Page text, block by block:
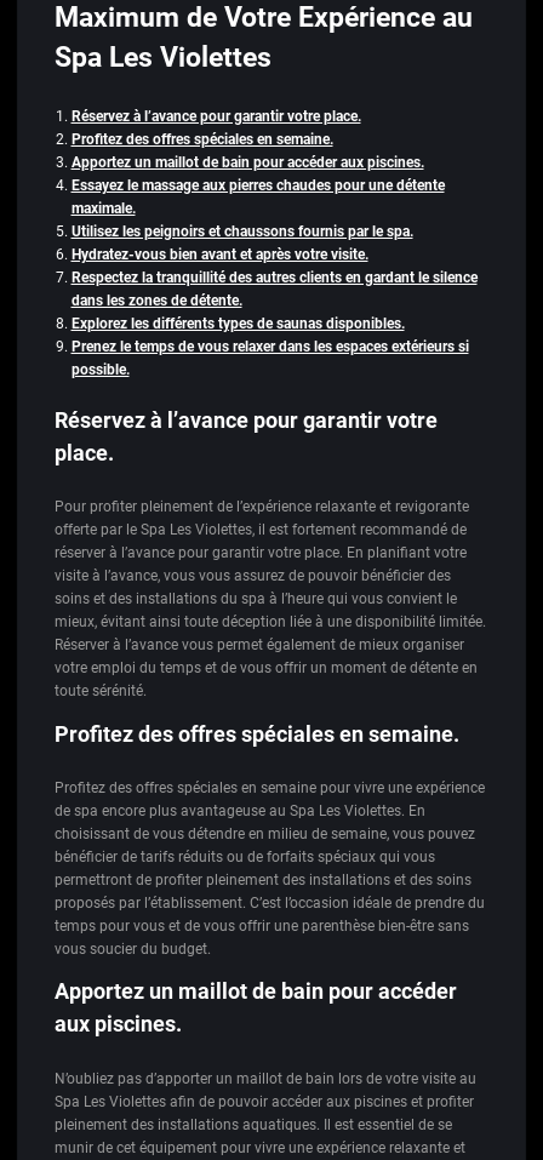
Maximum de Votre Expérience au
Spa Les Violettes
Réservez à l’avance pour garantir votre place.
Profitez des offres spéciales en semaine.
Apportez un maillot de bain pour accéder aux piscines.
Essayez le massage aux pierres chaudes pour une détente
maximale.
Utilisez les peignoirs et chaussons fournis par le spa.
Hydratez-vous bien avant et après votre visite.
Respectez la tranquillité des autres clients en gardant le silence
dans les zones de détente.
Explorez les différents types de saunas disponibles.
Prenez le temps de vous relaxer dans les espaces extérieurs si
possible.
Réservez à l’avance pour garantir votre
place.
Pour profiter pleinement de l’expérience relaxante et revigorante
offerte par le Spa Les Violettes, il est fortement recommandé de
réserver à l’avance pour garantir votre place. En planifiant votre
visite à l’avance, vous vous assurez de pouvoir bénéficier des
soins et des installations du spa à l’heure qui vous convient le
mieux, évitant ainsi toute déception liée à une disponibilité limitée.
Réserver à l’avance vous permet également de mieux organiser
votre emploi du temps et de vous offrir un moment de détente en
toute sérénité.
Profitez des offres spéciales en semaine.
Profitez des offres spéciales en semaine pour vivre une expérience
de spa encore plus avantageuse au Spa Les Violettes. En
choisissant de vous détendre en milieu de semaine, vous pouvez
bénéficier de tarifs réduits ou de forfaits spéciaux qui vous
permettront de profiter pleinement des installations et des soins
proposés par l’établissement. C’est l’occasion idéale de prendre du
temps pour vous et de vous offrir une parenthèse bien-être sans
vous soucier du budget.
Apportez un maillot de bain pour accéder
aux piscines.
N’oubliez pas d’apporter un maillot de bain lors de votre visite au
Spa Les Violettes afin de pouvoir accéder aux piscines et profiter
pleinement des installations aquatiques. Il est essentiel de se
munir de cet équipement pour vivre une expérience relaxante et